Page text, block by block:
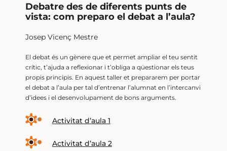
Debatre des de diferents punts de
vista: com preparo el debat a l’aula?
Josep Vicenç Mestre
El debat és un gènere que et permet ampliar el teu sentit
crític, t’ajuda a reflexionar i t’obliga a qüestionar els teus
propis principis. En aquest taller et prepararem per portar
el debat a l’aula per tal d’entrenar l’alumnat en l’intercanvi
d’idees i el desenvolupament de bons arguments.
Activitat d’aula 1
Activitat d’aula 2